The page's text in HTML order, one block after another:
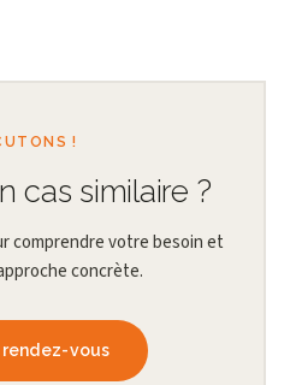
!
cas similaire ?
comprendre votre besoin et
concrète.
rendez-vous